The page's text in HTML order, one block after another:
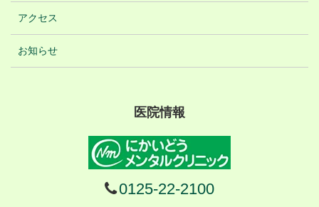
アクセス
お知らせ
医院情報
0125-22-2100